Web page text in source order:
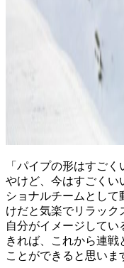
「パイプの形はすご
やけど、今はすごくい
ショナルチームとし
けだと気楽でリラック
自分がイメージして
きれば、これから連戦
ことができると思い